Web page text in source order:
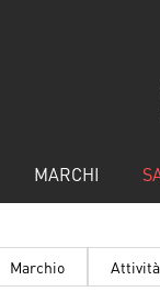
MARCHI
Marchio Attività